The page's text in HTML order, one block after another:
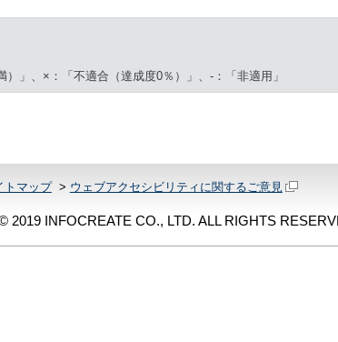
」、×：「不適合（達成度0％）」、-：「非適用」
トマップ> ウェブアクセシビリティに関するご意見
2019 INFOCREATE CO., LTD. ALL RIGHTS